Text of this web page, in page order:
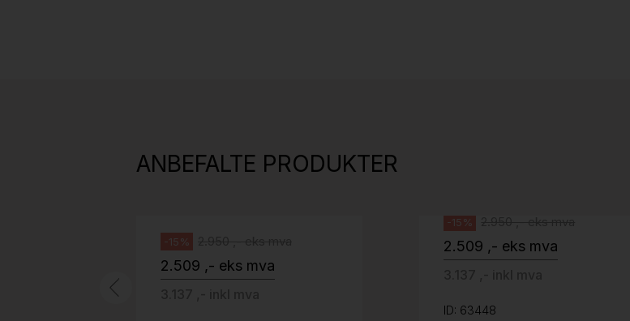
ANBEFALTE PRODUKTER
grått fotkryss, Pent brukt
-15%
2.509 ,- eks mva
-15%
2.509 ,- eks mva
ID: 63448